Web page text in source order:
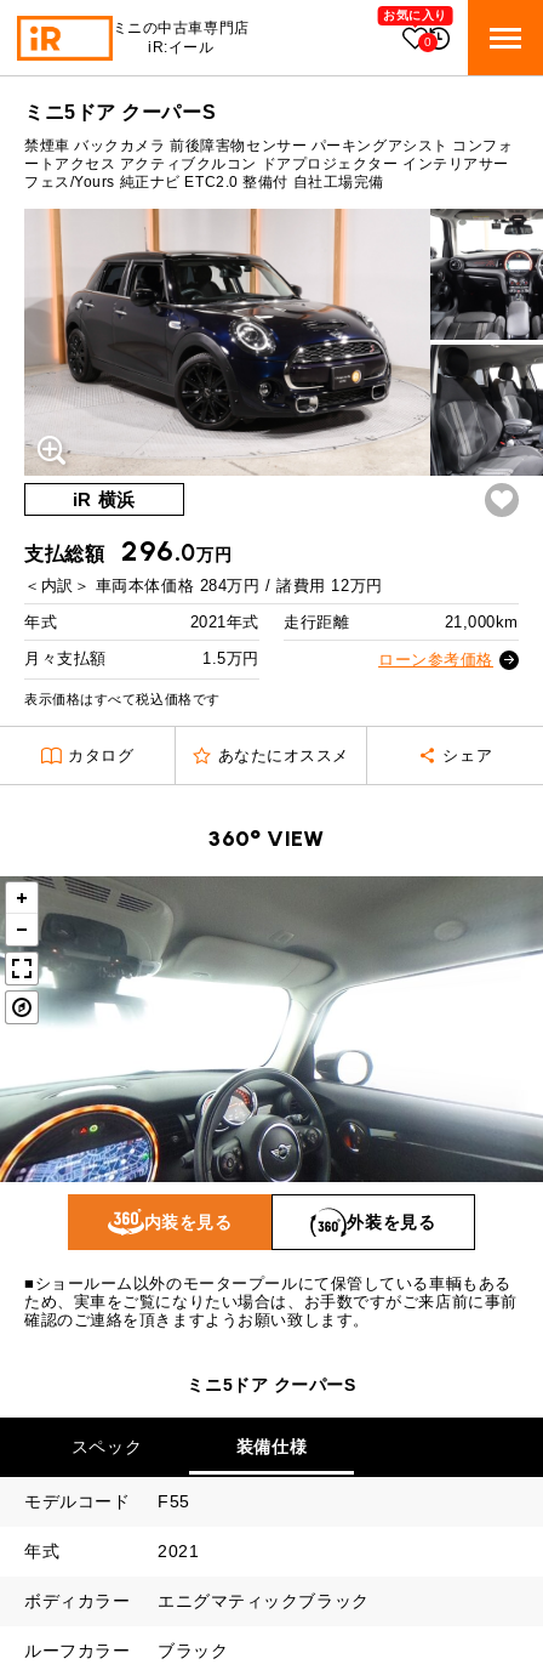
ミニの中古車専門店
iR:イール
お気に入り
0
ROVER MINI
TRADE 買取
TOP
iRの買取が他社よりも高い理由
必要書類
買取Q&A
iRで愛車を売却されたお客様の声
BMWミニ買取査定依頼
ローバーミニ買取査定依頼
MAINTENANCE メンテナンス
TOP
BMWミニ メンテナンス
ローバーミニ メンテナンス
最近の修理実績
BLOG & MEDIA ブログ＆メディア
TOP
MINI Blog スタッフブログ
User's Voice 購入者様の声
Part's Report パーツ販売のご案内
Movie 動画一覧
MINI KNOWLEDGE
TOP
BMWミニナレッジ
ローバーミニナレッジ
ABOUT iR iRについて
スタッフ紹介
MAP
リクルート
RECRUIT 採用情報
お問い合わせ サイトマップ
工場
BMW MINIサービス工場 ROVER MINI
買取
査定依頼
営業時間
10:00～18:00
定休日
月曜日（祝日の場合は火曜日）
ローン参考価格
通常ローンの場合
月々支払額 2.3 万円
総支払額 351.9 万円
頭金 50 万円
支払回数 84 回
ボーナス支払回数/年 2 回
内訳
1回目 23,705 円
2回目以降
ボーナス月追加額 80,000
ボーナス月数 14 回
残価ローンの場合
月々支払額 1.5 万円
残価
支払回数 84 回
ボーナス支払回数/年
1回目
2回目以降 15,400 円
ボーナス月追加額 80,000 円
ボーナス月数
ミニ5ドア クーパーS
禁煙車 バックカメラ 前後障害物センサー パーキングアシスト コンフォ
ートアクセス アクティブクルコン ドアプロジェクター インテリアサー
フェス/Yours 純正ナビ ETC2.0 整備付 自社工場完備
iR 横浜
支払総額 296.0万円
＜内訳＞ 車両本体価格 284万円 / 諸費用 12万円
年式
2021年式 走行距離
21,000km
月々支払額
1.5万円 ローン参考価格
表示価格はすべて税込価格です
カタログ あなたにオススメ シェア
360° VIEW
内装を見る 外装を見る
■ショールーム以外のモータープールにて保管している車輌もある
ため、実車をご覧になりたい場合は、お手数ですがご来店前に事前
確認のご連絡を頂きますようお願い致します。
ミニ5ドア クーパーS
スペック 装備仕様
モデルコード F55
年式 2021
ボディカラー エニグマティックブラック
ルーフカラー ブラック